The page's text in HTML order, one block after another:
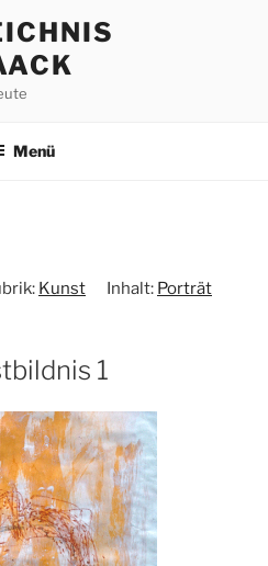
Menü
Kunst Inhalt: Porträt
1